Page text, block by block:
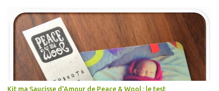
Kit ma Saucisse d'Amour de Peace & Wool : le test